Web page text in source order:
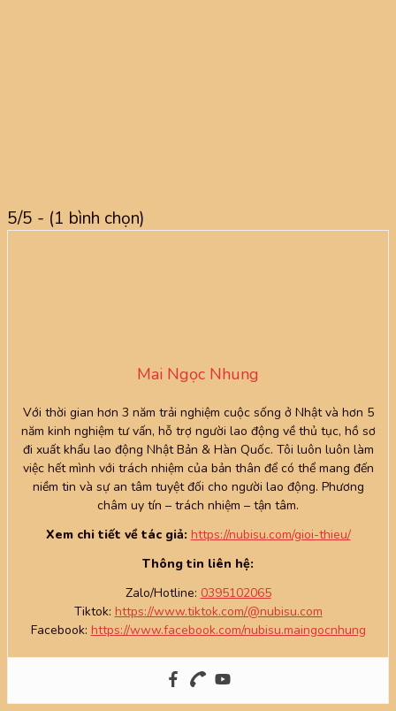
5/5 - (1 bình chọn)
Mai Ngọc Nhung
Với thời gian hơn 3 năm trải nghiệm cuộc sống ở Nhật và hơn 5
năm kinh nghiệm tư vấn, hỗ trợ người lao động về thủ tục, hồ sơ
đi xuất khẩu lao động Nhật Bản & Hàn Quốc. Tôi luôn luôn làm
việc hết mình với trách nhiệm của bản thân để có thể mang đến
niềm tin và sự an tâm tuyệt đối cho người lao động. Phương
châm uy tín – trách nhiệm – tận tâm.
Xem chi tiết về tác giả: https://nubisu.com/gioi-thieu/
Thông tin liên hệ:
Zalo/Hotline: 0395102065
Tiktok: https://www.tiktok.com/@nubisu.com
Facebook: https://www.facebook.com/nubisu.maingocnhung